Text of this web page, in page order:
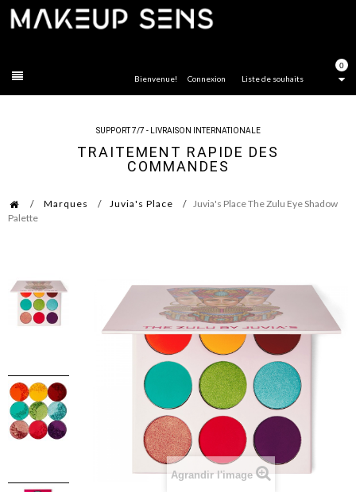
0
Liste de souhaits
Bienvenue! Connexion
SUPPORT 7/7 - LIVRAISON INTERNATIONALE
TRAITEMENT RAPIDE DES
COMMANDES
Marques Juvia's Place
Juvia's Place The Zulu Eye Shadow
Palette
Agrandir l'image